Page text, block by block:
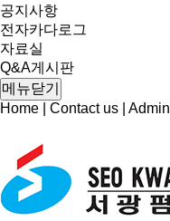
공지사항
전자카다로그
자료실
Q&A게시판
메뉴닫기
Home
Contact us Admin
선정표
온라인문의
고객지원